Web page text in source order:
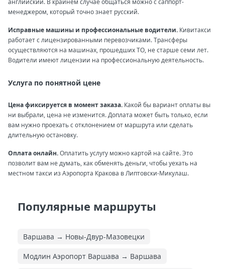
менеджером, который точно знает русский.
Исправные машины и профессиональные водители. Кивитакси
работает с лицензированными перевозчиками. Трансферы
осуществляются на машинах, прошедших ТО, не старше семи лет.
Водители имеют лицензии на профессиональную деятельность.
Услуга по понятной цене
Цена фиксируется в момент заказа. Какой бы вариант оплаты вы
ни выбрали, цена не изменится. Доплата может быть только, если
вам нужно проехать с отклонением от маршрута или сделать
длительную остановку.
Оплата онлайн.Оплатить услугу можно картой на сайте. Это
позволит вам не думать, как обменять деньги, чтобы уехать на
местном такси из Аэропорта Кракова в Липтовски-Микулаш.
Популярные маршруты
Варшава → Новы-Двур-Мазовецки
Модлин Аэропорт Варшава → Варшава